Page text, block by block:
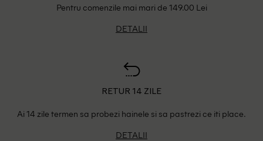
Pentru comenzile mai mari de 149.00 Lei
DETALII
RETUR 14 ZILE
Ai 14 zile termen sa probezi hainele si sa pastrezi ce iti place.
DETALII